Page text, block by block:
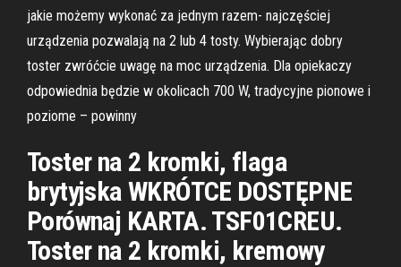
jakie możemy wykonać za jednym razem- najczęściej
urządzenia pozwalają na 2 lub 4 tosty. Wybierając dobry
toster zwróćcie uwagę na moc urządzenia. Dla opiekaczy
odpowiednia będzie w okolicach 700 W, tradycyjne pionowe i
poziome – powinny
Toster na 2 kromki, flaga
brytyjska WKRÓTCE DOSTĘPNE
Porównaj KARTA. TSF01CREU.
Toster na 2 kromki, kremowy